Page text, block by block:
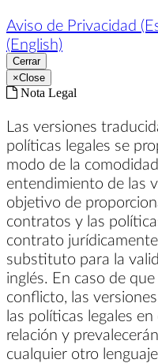
Aviso de Privacidad
(English)
Cerrar
×Close
Nota Legal
Las versiones
políticas legales se
modo de la
entendimiento de las
objetivo de
contratos y las
contrato
substituto para la
inglés. En caso de
conflicto, las
las políticas legales
relación y
cualquier otro lenguaje.